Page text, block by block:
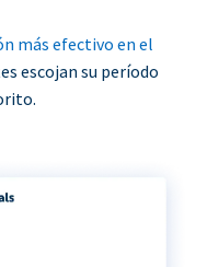
más efectivo en el
escojan su período